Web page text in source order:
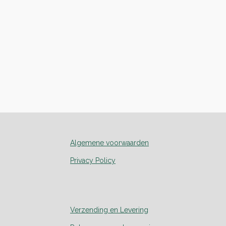
Algemene voorwaarden
Privacy Policy
Verzending en Levering